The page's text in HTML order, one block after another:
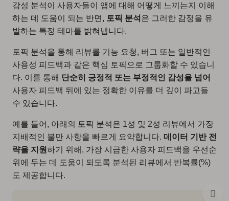
감성 분석이 사용자들이 앱에 대해 어떻게 느끼는지 이해
하는 데 도움이 되는 반면, 토픽 분석 은 그러한 감정을 유
발하는 특정 테마를 밝혀냅니다.
토픽 분석을 통해 리뷰를 기능 요청, 버그 또는 일반적인
사용성 피드백과 같은 핵심 토픽으로 그룹화할 수 있습니
다. 이를 통해 단순히 긍정적 또는 부정적인 감성을 넘어
사용자 피드백 뒤에 있는 정확한 이유를 더 깊이 파고들
수 있습니다.
예를 들어, 아래의 토픽 분석은 1성 및 2성 리뷰에서 가장
지배적인 불만 사항을 빠르게 요약합니다. 데이터 기반 전
략을 지원하기 위해, 가장 시급한 사용자 피드백을 우선순
위에 두는 데 도움이 되도록 분석된 리뷰에서 반복률(%)
도 제공합니다.